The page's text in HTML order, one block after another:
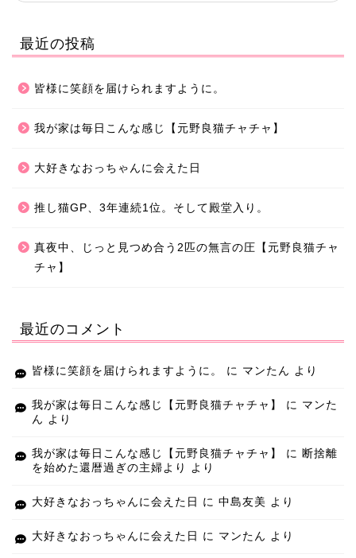
最近の投稿
皆様に笑顔を届けられますように。
我が家は毎日こんな感じ【元野良猫チャチャ】
大好きなおっちゃんに会えた日
推し猫GP、3年連続1位。そして殿堂入り。
真夜中、じっと見つめ合う2匹の無言の圧【元野良猫チャ
チャ】
最近のコメント
皆様に笑顔を届けられますように。 に マンたん より
我が家は毎日こんな感じ【元野良猫チャチャ】 に マンた
ん より
我が家は毎日こんな感じ【元野良猫チャチャ】 に 断捨離
を始めた還暦過ぎの主婦より
より
大好きなおっちゃんに会えた日 に 中島友美 より
大好きなおっちゃんに会えた日 に マンたん より